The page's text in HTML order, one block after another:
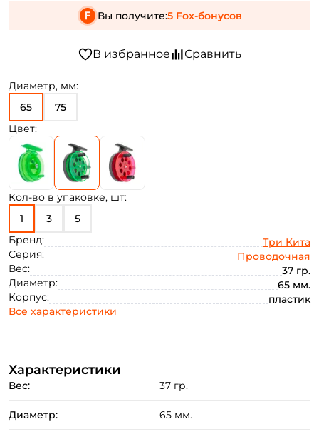
Диаметр, мм:
65
75
Цвет:
Кол-во в упаковке, шт:
1
3
5
Бренд:
Три Кита
Серия:
Проводочная
Вес:
37 гр.
Диаметр:
65 мм.
Корпус:
пластик
Все характеристики
Вы получите:5 Fox-бонусов
Характеристики
Вес: 37 гр.
Диаметр: 65 мм.